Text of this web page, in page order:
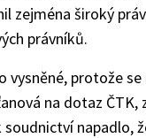
zejména široký
právníků.
vysněné, protože
na dotaz
napadlo,